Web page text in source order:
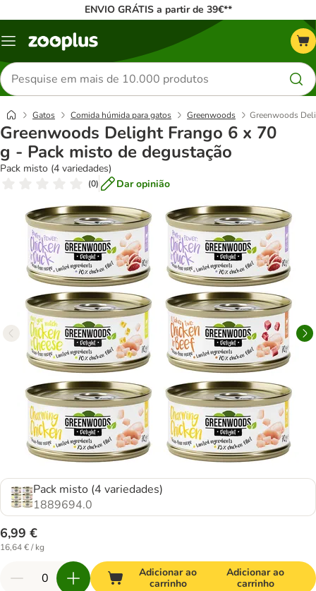
ENVIO GRÁTIS a partir de 39€**
Menu
Pesquisar
produtos
Gatos Comida húmida para gatos Greenwoods Greenwoods
Greenwoods Delight Frango 6 x 70
g - Pack misto de degustação
Pack misto (4 variedades)
(0) Dar opinião
Pack misto (4 variedades)
1889694.0
6,99 €
16,64 € / kg
Adicionar ao
carrinho
Adicionar ao
carrinho